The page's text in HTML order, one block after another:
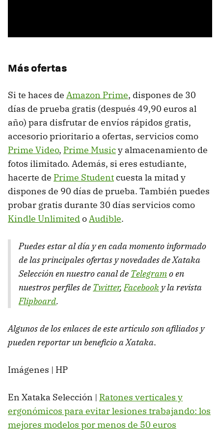
Más ofertas
Si te haces de Amazon Prime, dispones de 30
días de prueba gratis (después 49,90 euros al
año) para disfrutar de envíos rápidos gratis,
accesorio prioritario a ofertas, servicios como
Prime Video, Prime Musicy almacenamiento de
fotos ilimitado. Además, si eres estudiante,
hacerte de Prime Studentcuesta la mitad y
dispones de 90 días de prueba. También puedes
probar gratis durante 30 días servicios como
Kindle UnlimitedoAudible.
Puedes estar al día y en cada momento informado
de las principales ofertas y novedades de Xataka
Selección en nuestro canal de Telegramo en
nuestros perfiles de Twitter,Facebook y la revista
Flipboard.
Algunos de los enlaces de este artículo son afiliados y
pueden reportar un beneficio a Xataka.
Imágenes | HP
En Xataka Selección | Ratones verticales y
ergonómicos para evitar lesiones trabajando: los
mejores modelos por menos de 50 euros